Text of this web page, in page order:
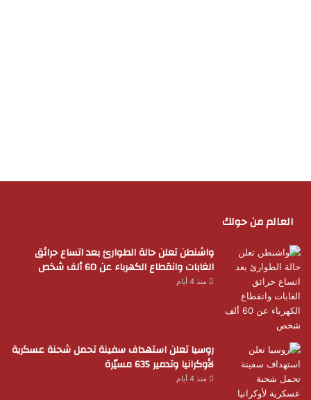
العالم من حولك
واشنطن تعلن حالة الطوارئ بعد اتساع حرائق
الغابات وانقطاع الكهرباء عن 60 ألف شخص
منذ 4 أيام
روسيا تعلن استهداف سفينة تحمل شحنة عسكرية
لأوكرانيا وتدمير 635 مسيّرة
منذ 4 أيام